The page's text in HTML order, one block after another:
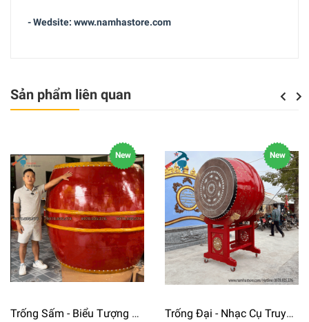
- Wedsite: www.namhastore.com
Sản phẩm liên quan
New
Trống Sấm - Biểu Tượng Linh Thiêng Của Văn Hóa Việt Nam ⭐⭐⭐
New
Trống Đại - Nhạc Cụ Truyền Thống Biểu Tượng Cho Sức Mạnh ⭐⭐⭐